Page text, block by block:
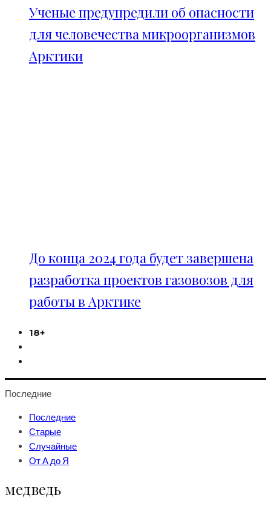
Ученые предупредили об опасности
для человечества микроорганизмов
Арктики
До конца 2024 года будет завершена
разработка проектов газовозов для
работы в Арктике
18+
Последние
Последние
Старые
Случайные
От А до Я
медведь